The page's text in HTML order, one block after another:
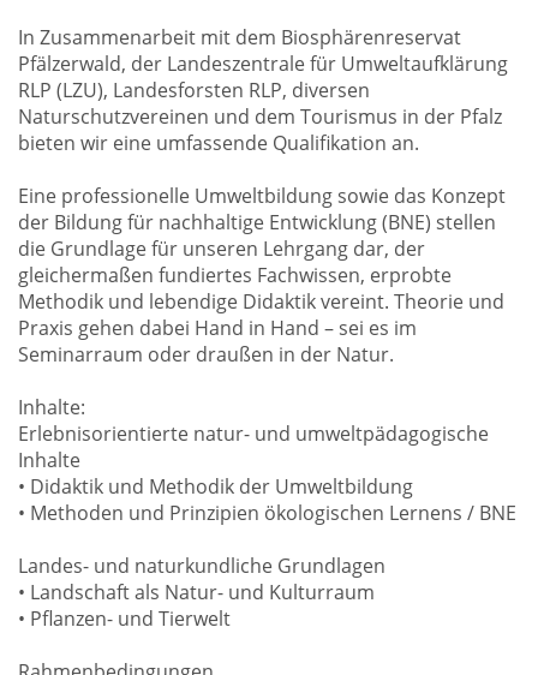
In Zusammenarbeit mit dem Biosphärenreservat
Pfälzerwald, der Landeszentrale für Umweltaufklärung
RLP (LZU), Landesforsten RLP, diversen
Naturschutzvereinen und dem Tourismus in der Pfalz
bieten wir eine umfassende Qualifikation an.
Eine professionelle Umweltbildung sowie das Konzept
der Bildung für nachhaltige Entwicklung (BNE) stellen
die Grundlage für unseren Lehrgang dar, der
gleichermaßen fundiertes Fachwissen, erprobte
Methodik und lebendige Didaktik vereint. Theorie und
Praxis gehen dabei Hand in Hand – sei es im
Seminarraum oder draußen in der Natur.
Inhalte:
Erlebnisorientierte natur- und umweltpädagogische
Inhalte
• Didaktik und Methodik der Umweltbildung
• Methoden und Prinzipien ökologischen Lernens / BNE
Landes- und naturkundliche Grundlagen
• Landschaft als Natur- und Kulturraum
• Pflanzen- und Tierwelt